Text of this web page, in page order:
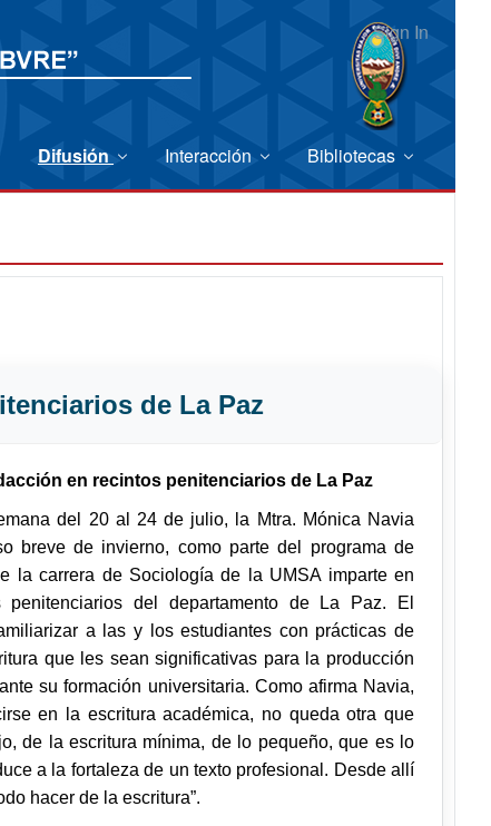
Sign In
Difusión Interacción Bibliotecas
de La Paz
en recintos penitenciarios de La Paz
del 20 al 24 de julio, la Mtra. Mónica Navia
breve de invierno, como parte del programa de
la carrera de Sociología de la UMSA imparte en
penitenciariosdel departamento de La Paz. El
a las y los estudiantes con prácticas de
que les sean significativas para la producción
su formación universitaria. Como afirma Navia,
en la escritura académica, no queda otra que
de la escritura mínima, de lo pequeño, que es lo
a la fortaleza de un texto profesional. Desde allí
hacer de la escritura”.